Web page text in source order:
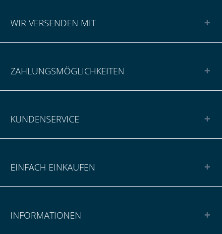
WIR VERSENDEN MIT
ZAHLUNGSMÖGLICHKEITEN
KUNDENSERVICE
EINFACH EINKAUFEN
INFORMATIONEN